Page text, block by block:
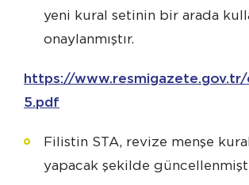
yeni kural setinin bir arada
onaylanmıştır.
https://
5.pdf
Filistin STA, revize menşe
yapacak şekilde